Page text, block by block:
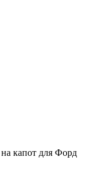
капот для Форд